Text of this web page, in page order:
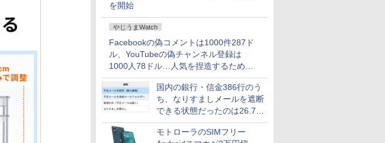
を開始
やじうまWatch
Facebookの偽コメントは1000件287ド
ル、YouTubeの偽チャンネル登録は
1000人78ドル…人気を捏造するための
価格リストが公開中
国内の銀行・信金386行のう
ち、なりすましメールを遮断
できる状態だったのは26.7％
にとどまる～GMOブランド
セキュリティ調査
モトローラのSIMフリー